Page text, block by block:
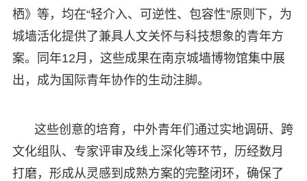
栖》等，均在“轻介入、可逆性、包容性”原则下，为
城墙活化提供了兼具人文关怀与科技想象的青年方
案。同年12月，这些成果在南京城墙博物馆集中展
出，成为国际青年协作的生动注脚。
这些创意的培育，中外青年们通过实地调研、跨
文化组队、专家评审及线上深化等环节，历经数月
打磨，形成从灵感到成熟方案的完整闭环，确保了